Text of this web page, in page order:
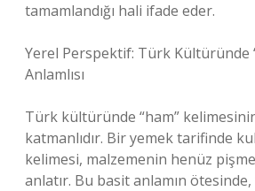
tamamlandığı hali ifade eder.
Yerel Perspektif: Türk Kültüründe
Anlamlısı
Türk kültüründe “ham”
katmanlıdır. Bir yemek tarifinde
kelimesi, malzemenin henüz
anlatır. Bu basit anlamın